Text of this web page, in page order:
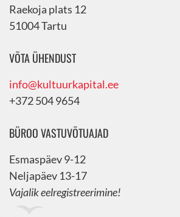
Raekoja plats 12
51004 Tartu
VÕTA ÜHENDUST
info@kultuurkapital.ee
+372 504 9654
BÜROO VASTUVÕTUAJAD
Esmaspäev 9-12
Neljapäev 13-17
Vajalik eelregistreerimine!